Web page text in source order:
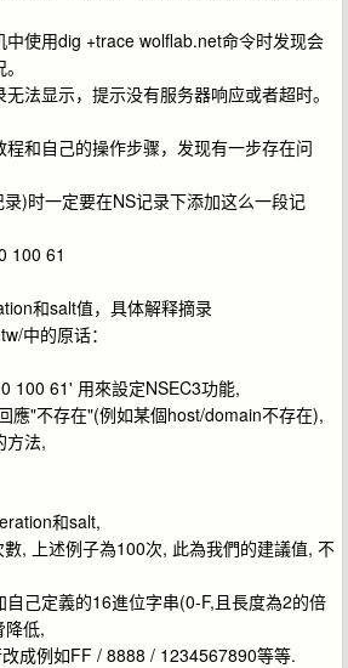
使用dig +trace wolflab.net命令时发现会
法显示，提示没有服务器响应或者超时。
和自己的操作步骤，发现有一步存在问
)时一定要在NS记录下添加这么一段记
100 61
和salt值，具体解释摘录
中的原话：
100 61' 用來設定NSEC3功能,
應"不存在"(例如某個host/domain不存在),
方法,
和salt,
, 上述例子為100次, 此為我們的建議值, 不
己定義的16進位字串(0-F,且長度為2的倍
降低,
成例如FF / 8888 / 1234567890等等.